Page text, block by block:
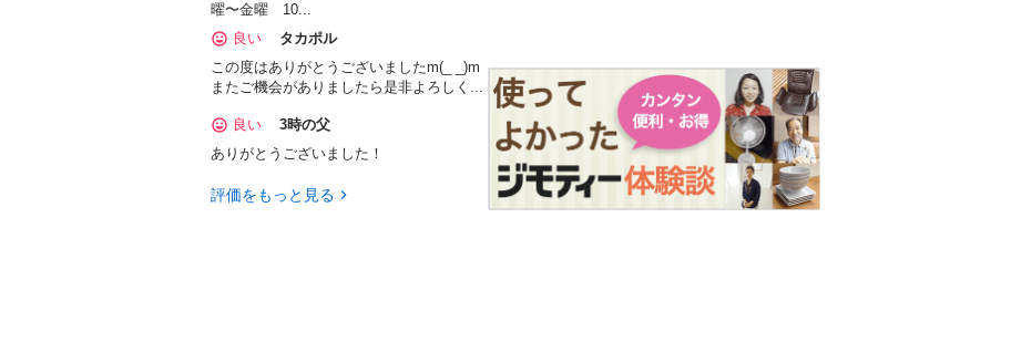
曜〜金曜 10...
良い
タカポル
この度はありがとうございましたm(_ _)m
またご機会がありましたら是非よろしく...
良い
3時の父
ありがとうございました！
評価をもっと見る